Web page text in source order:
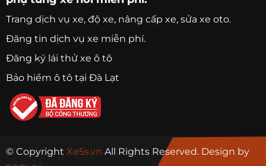
Trang dịch vụ xe, độ xe, nâng cấp xe, sửa xe oto.
Đăng tin dịch vụ xe miễn phí.
Đăng ký lái thử xe ô tô
Bảo hiểm ô tô tại Đà Lạt
© Copyright Xe5s.vn All Rights Reserved. Design by